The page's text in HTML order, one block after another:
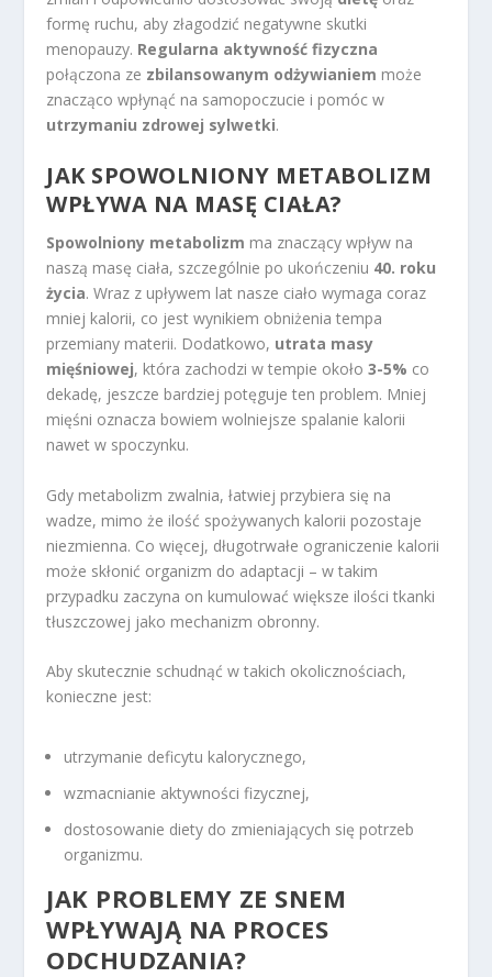
formę ruchu, aby złagodzić negatywne skutki
menopauzy. Regularna aktywność fizyczna
połączona ze zbilansowanym odżywianiem może
znacząco wpłynąć na samopoczucie i pomóc w
utrzymaniu zdrowej sylwetki.
JAK SPOWOLNIONY METABOLIZM
WPŁYWA NA MASĘ CIAŁA?
Spowolniony metabolizm ma znaczący wpływ na
naszą masę ciała, szczególnie po ukończeniu 40. roku
życia. Wraz z upływem lat nasze ciało wymaga coraz
mniej kalorii, co jest wynikiem obniżenia tempa
przemiany materii. Dodatkowo, utrata masy
mięśniowej, która zachodzi w tempie około3-5% co
dekadę, jeszcze bardziej potęguje ten problem. Mniej
mięśni oznacza bowiem wolniejsze spalanie kalorii
nawet w spoczynku.
Gdy metabolizm zwalnia, łatwiej przybiera się na
wadze, mimo że ilość spożywanych kalorii pozostaje
niezmienna. Co więcej, długotrwałe ograniczenie kalorii
może skłonić organizm do adaptacji – w takim
przypadku zaczyna on kumulować większe ilości tkanki
tłuszczowej jako mechanizm obronny.
Aby skutecznie schudnąć w takich okolicznościach,
konieczne jest:
utrzymanie deficytu kalorycznego,
wzmacnianie aktywności fizycznej,
dostosowanie diety do zmieniających się potrzeb
organizmu.
JAK PROBLEMY ZE SNEM
WPŁYWAJĄ NA PROCES
ODCHUDZANIA?